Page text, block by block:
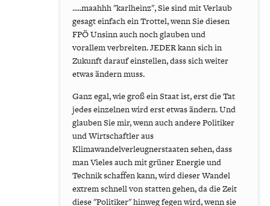
.....maahhh "karlheinz", Sie sind mit Verlaub
gesagt einfach ein Trottel, wenn Sie diesen
FPÖ Unsinn auch noch glauben und
vorallem verbreiten. JEDER kann sich in
Zukunft darauf einstellen, dass sich weiter
etwas ändern muss.
Ganz egal, wie groß ein Staat ist, erst die Tat
jedes einzelnen wird erst etwas ändern. Und
glauben Sie mir, wenn auch andere Politiker
und Wirtschaftler aus
Klimawandelverleugnerstaaten sehen, dass
man Vieles auch mit grüner Energie und
Technik schaffen kann, wird dieser Wandel
extrem schnell von statten gehen, da die Zeit
diese "Politiker" hinweg fegen wird, wenn sie